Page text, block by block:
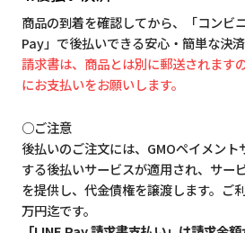
商品の到着を確認してから、「コンビ
Pay」で後払いできる安心・簡単な決済
請求書は、商品とは別に郵送されます
にお支払いをお願いします。
○ご注意
後払いのご注文には、GMOペイメン
する後払いサービスが適用され、サー
を提供し、代金債権を譲渡します。ご
万円迄です。